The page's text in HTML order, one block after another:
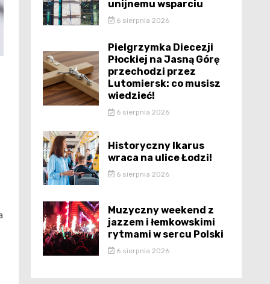
unijnemu wsparciu
6 sierpnia 2026
Pielgrzymka Diecezji
Płockiej na Jasną Górę
przechodzi przez
Lutomiersk: co musisz
wiedzieć!
6 sierpnia 2026
Historyczny Ikarus
wraca na ulice Łodzi!
6 sierpnia 2026
Muzyczny weekend z
jazzem i łemkowskimi
rytmami w sercu Polski
6 sierpnia 2026